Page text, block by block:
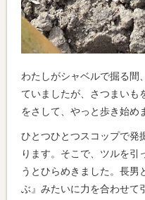
わたしがシャベルで掘る間
ていましたが、さつまいも
をさして、やっと歩き始め
ひとつひとつスコップで発
ります。そこで、ツルを引
うとひらめきました。長男
ぶ』みたいに力を合わせて